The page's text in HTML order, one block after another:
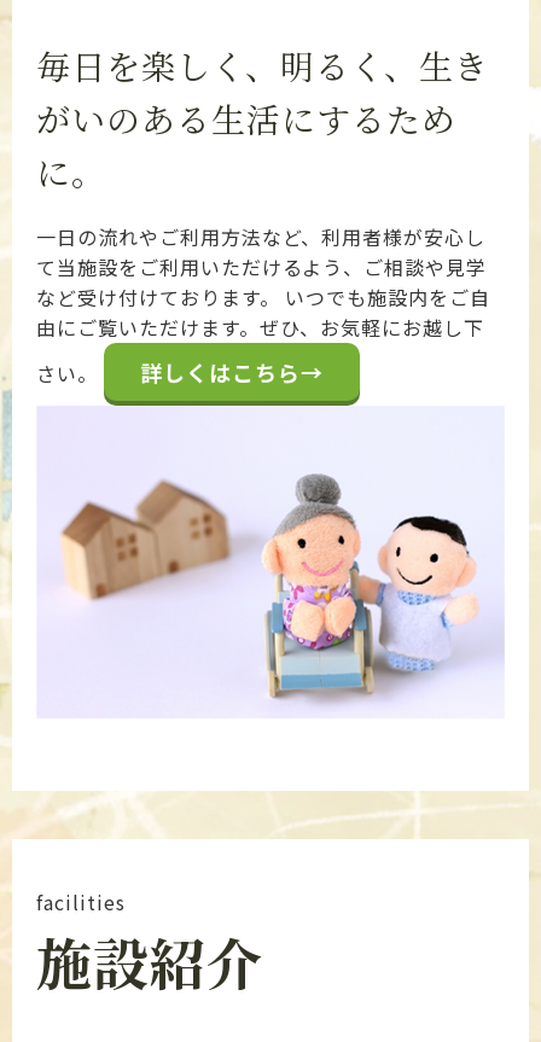
毎日を楽しく、明るく、生き
がいのある生活にするため
に。
一日の流れやご利用方法など、利用者様が安心し
て当施設をご利用いただけるよう、ご相談や見学
など受け付けております。 いつでも施設内をご自
由にご覧いただけます。ぜひ、お気軽にお越し下
さい。
詳しくはこちら→
facilities
施設紹介